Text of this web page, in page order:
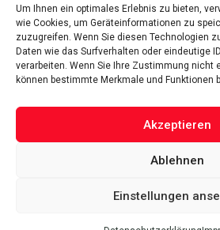
Um Ihnen ein optimales Erlebnis zu bieten,
wie Cookies, um Geräteinformationen zu
zuzugreifen. Wenn Sie diesen Technologien
Daten wie das Surfverhalten oder eindeutige
verarbeiten. Wenn Sie Ihre Zustimmung nicht
können bestimmte Merkmale und Funktionen
Akzeptieren
Ablehnen
Einstellungen
wirklich
11. Juni 2026
Nino de Angelo Vermögen 2026 Wie
9. Juni 2026
Das Vermögen von Promis von A bis Z
Twitter